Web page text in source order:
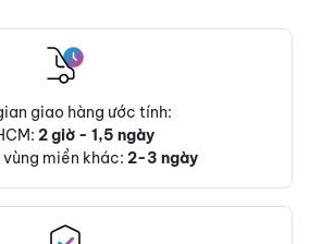
giao hàng ước tính:
2 giờ - 1,5 ngày
miền khác: 2-3 ngày